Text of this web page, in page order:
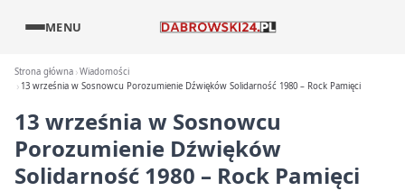
MENU
Strona główna Wiadomości
13 września w Sosnowcu Porozumienie Dźwięków Solidarność 1980 – Rock Pamięci
13 września w Sosnowcu
Porozumienie Dźwięków
Solidarność 1980 – Rock Pamięci